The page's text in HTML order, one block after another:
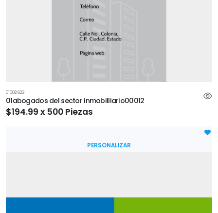
01002622
01abogados del sector inmobilliario00012
$194.99 x 500 Piezas
PERSONALIZAR